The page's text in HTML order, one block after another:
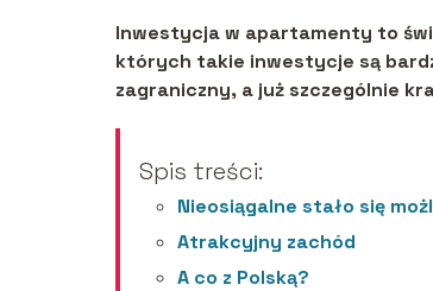
Inwestycja w apartamenty to
których takie inwestycje są
zagraniczny, a już szczególnie
Spis treści:
Nieosiągalne stało się
Atrakcyjny zachód
A co z Polską?